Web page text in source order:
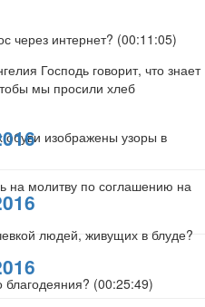
через интернет? (00:11:05)
Господь говорит, что знает
мы просили хлеб
изображены узоры в
на молитву по соглашению на
людей, живущих в блуде?
благодеяния? (00:25:49)